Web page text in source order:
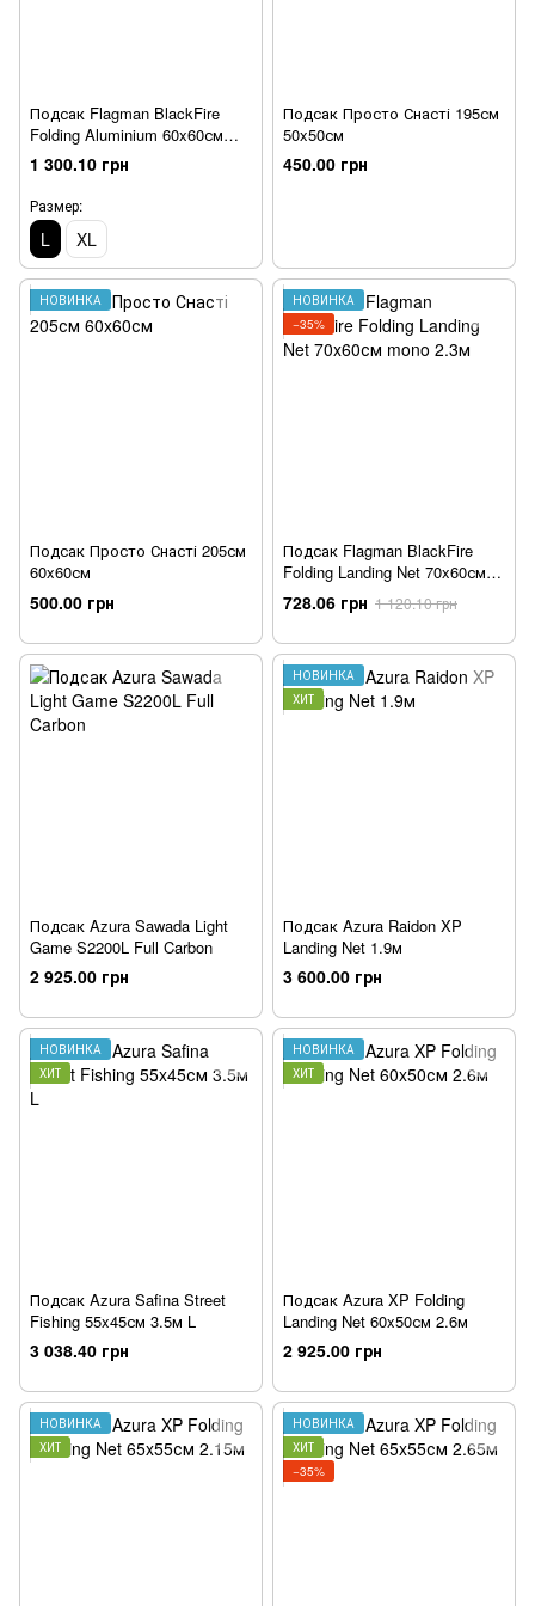
Подсак Flagman BlackFire
Folding Aluminium 60x60см
2.2м L
1 300.10 грн
Размер:
L XL
Подсак Просто Снасті 195см
50x50см
450.00 грн
НОВИНКА
Подсак Просто Снасті 205см
60x60см
500.00 грн
НОВИНКА
−35%
Подсак Flagman BlackFire
Folding Landing Net 70x60см
mono 2.3м
728.06 грн 1 120.10 грн
Подсак Azura Sawada Light
Game S2200L Full Carbon
2 925.00 грн
НОВИНКА
ХИТ
Подсак Azura Raidon XP
Landing Net 1.9м
3 600.00 грн
НОВИНКА
ХИТ
Подсак Azura Safina Street
Fishing 55x45см 3.5м L
3 038.40 грн
НОВИНКА
ХИТ
Подсак Azura XP Folding
Landing Net 60x50см 2.6м
2 925.00 грн
НОВИНКА
ХИТ
НОВИНКА
ХИТ
−35%